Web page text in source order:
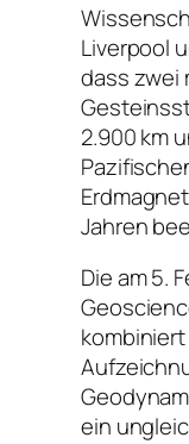
Liverpool
dass zwei
2.900 km
Jahren
Die am 5.
ein